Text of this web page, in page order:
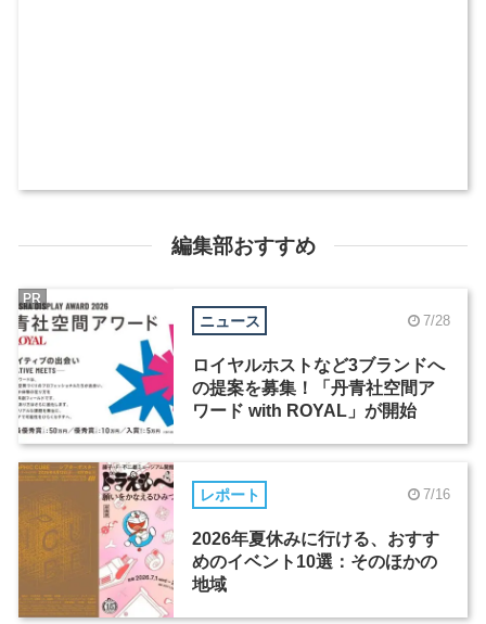
編集部おすすめ
ニュース 7/28
ロイヤルホストなど3ブランドへ
の提案を募集！「丹青社空間ア
ワード with ROYAL」が開始
PR
レポート 7/16
2026年夏休みに行ける、おすす
めのイベント10選：そのほかの
地域